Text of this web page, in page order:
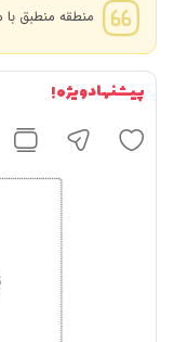
منطقه منطبق
پیشنهاد ویژه !